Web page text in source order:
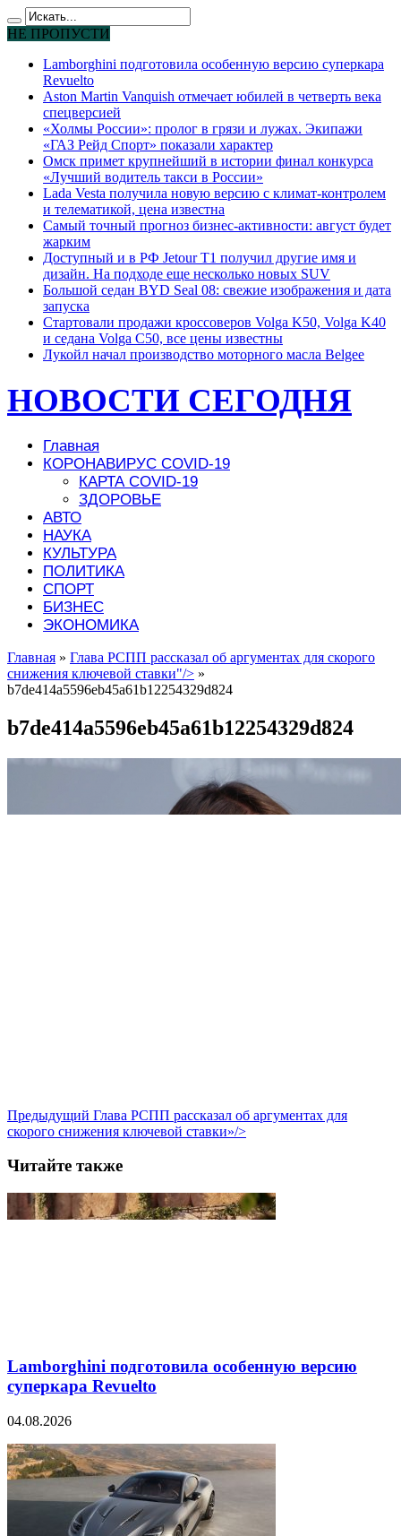
НЕ ПРОПУСТИ
Lamborghini подготовила особенную версию суперкара
Revuelto
Aston Martin Vanquish отмечает юбилей в четверть века
спецверсией
«Холмы России»: пролог в грязи и лужах. Экипажи
«ГАЗ Рейд Спорт» показали характер
Омск примет крупнейший в истории финал конкурса
«Лучший водитель такси в России»
Lada Vesta получила новую версию с климат-контролем
и телематикой, цена известна
Самый точный прогноз бизнес-активности: август будет
жарким
Доступный и в РФ Jetour T1 получил другие имя и
дизайн. На подходе еще несколько новых SUV
Большой седан BYD Seal 08: свежие изображения и дата
запуска
Стартовали продажи кроссоверов Volga K50, Volga K40
и седана Volga C50, все цены известны
Лукойл начал производство моторного масла Belgee
НОВОСТИ СЕГОДНЯ
Главная
КОРОНАВИРУС COVID-19
КАРТА COVID-19
ЗДОРОВЬЕ
АВТО
НАУКА
КУЛЬТУРА
ПОЛИТИКА
СПОРТ
БИЗНЕС
ЭКОНОМИКА
Главная » Глава РСПП рассказал об аргументах для скорого
снижения ключевой ставки"/> »
b7de414a5596eb45a61b12254329d824
b7de414a5596eb45a61b12254329d824
Предыдущий Глава РСПП рассказал об аргументах для
скорого снижения ключевой ставки»/>
Читайте также
Lamborghini подготовила особенную версию
суперкара Revuelto
04.08.2026